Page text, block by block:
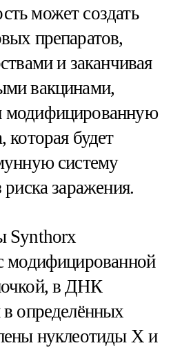
может создать
препаратов,
и заканчивая
вакцинами,
модифицированную
будет
систему
риска заражения.
Synthorx
модифицированной
в ДНК
определённых
нуклеотиды X и